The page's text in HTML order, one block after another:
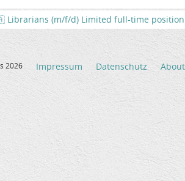
(m/f/d) Limited full-time position
2026 Impressum Datenschutz About